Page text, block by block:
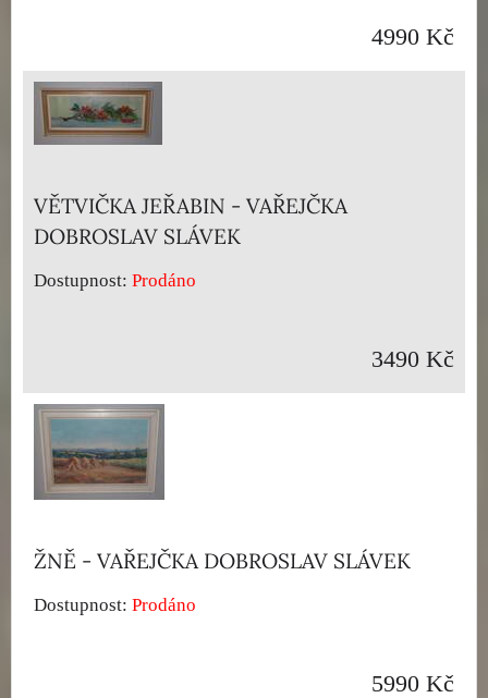
4990 Kč
VĚTVIČKA JEŘABIN - VAŘEJČKA
DOBROSLAV SLÁVEK
Dostupnost: Prodáno
3490 Kč
ŽNĚ - VAŘEJČKA DOBROSLAV SLÁVEK
Dostupnost: Prodáno
5990 Kč